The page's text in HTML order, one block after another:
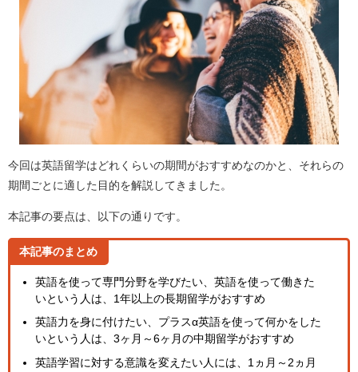
今回は英語留学はどれくらいの期間がおすすめなのかと、それらの
期間ごとに適した目的を解説してきました。
本記事の要点は、以下の通りです。
本記事のまとめ
英語を使って専門分野を学びたい、英語を使って働きた
いという人は、1年以上の長期留学がおすすめ
英語力を身に付けたい、プラスα英語を使って何かをした
いという人は、3ヶ月～6ヶ月の中期留学がおすすめ
英語学習に対する意識を変えたい人には、1ヵ月～2ヵ月